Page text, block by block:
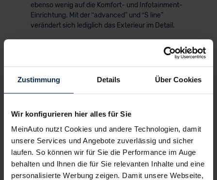
Zustimmung Details Über Cookies
Wir konfigurieren hier alles für Sie
MeinAuto nutzt Cookies und andere Technologien, damit
unsere Services und Angebote zuverlässig und sicher
laufen. So können wir für Sie die Performance im Auge
behalten und Ihnen die für Sie relevanten Inhalte und eine
personalisierte Werbung zeigen. Damit unsere Webseite,
ebenso wenig auf die Komfort- und Infotainment-
Einrichtung. Mit der ʺadvanced" und ʺS line"
verändert sich lediglich das Exterieur im Detail.
werden bspw. 17 oder 18 Zoll große Exemplare.
Heck von anderen Dekorelemente in Szene
gesetzt. Die einzige tiefergehende Änderung ist
der ʺS line" vorbehalten; namentlich das tiefer
den Komfort des 4,76 Meter langen A4-Kombis
anpassen will, muss also erneut zu Paketen
greifen: dem Interieur S line"-, ʺdesign selection”-
oder Businesspaket.